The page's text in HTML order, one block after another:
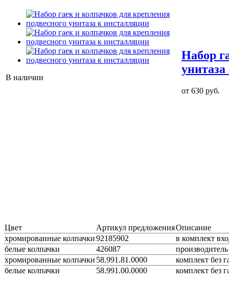
В наличии
Набор
от 630 руб.
Цвет Артикул предложенияОписание
хромированные колпачки92185902
в комплект
белые колпачки
426087
хромированные колпачки 58.991.81.0000
комплект без
белые колпачки
58.991.00.0000 комплект без